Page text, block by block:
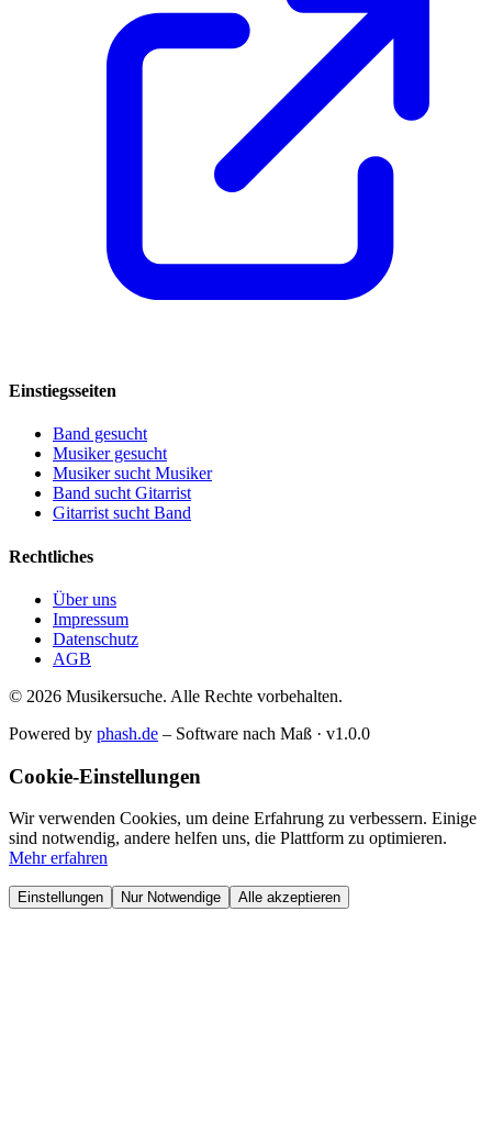
Einstiegsseiten
Band gesucht
Musiker gesucht
Musiker sucht Musiker
Band sucht Gitarrist
Gitarrist sucht Band
Rechtliches
Über uns
Impressum
Datenschutz
AGB
© 2026 Musikersuche. Alle Rechte vorbehalten.
Powered by phash.de – Software nach Maß · v1.0.0
Cookie-Einstellungen
Wir verwenden Cookies, um deine Erfahrung zu verbessern. Einige
sind notwendig, andere helfen uns, die Plattform zu optimieren.
Mehr erfahren
Einstellungen Nur Notwendige Alle akzeptieren